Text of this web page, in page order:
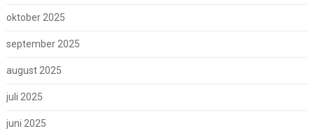
oktober 2025
september 2025
august 2025
juli 2025
juni 2025